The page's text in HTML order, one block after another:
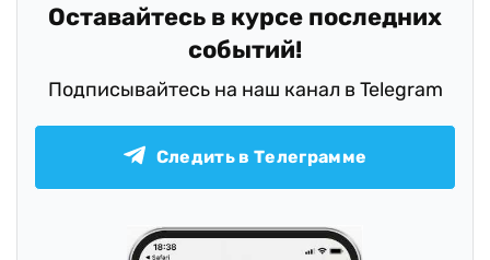
Оставайтесь в курсе последних
событий!
Подписывайтесь на наш канал в Telegram
Следить в Телеграмме